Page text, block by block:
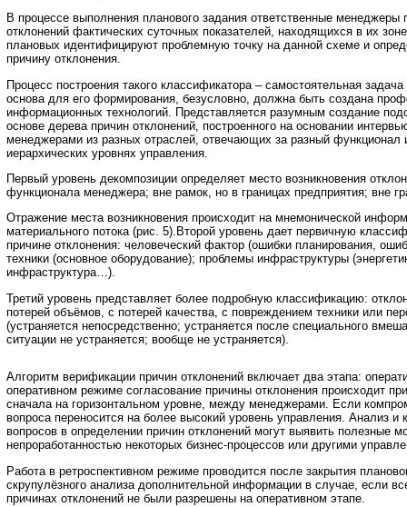
В процессе выполнения планового задания ответственные менеджеры
отклонений фактических суточных показателей, находящихся в их
плановых идентифицируют проблемную точку на данной схеме и
причину отклонения.
Процесс построения такого классификатора – самостоятельная
основа для его формирования, безусловно, должна быть создана
информационных технологий. Представляется разумным создание
основе дерева причин отклонений, построенного на основании
менеджерами из разных отраслей, отвечающих за разный функционал
иерархических уровнях управления.
Первый уровень декомпозиции определяет место возникновения
функционала менеджера; вне рамок, но в границах предприятия; вне
Отражение места возникновения происходит на мнемонической
материального потока (рис. 5).Второй уровень дает первичную
причине отклонения: человеческий фактор (ошибки планирования,
техники (основное оборудование); проблемы инфраструктуры
инфраструктура…).
Третий уровень представляет более подробную классификацию:
потерей объёмов, с потерей качества, с повреждением техники или
(устраняется непосредственно; устраняется после специального
ситуации не устраняется; вообще не устраняется).
Алгоритм верификации причин отклонений включает два этапа:
оперативном режиме согласование причины отклонения происходит
сначала на горизонтальном уровне, между менеджерами. Если
вопроса переносится на более высокий уровень управления. Анализ и
вопросов в определении причин отклонений могут выявить полезные
непроработанностью некоторых бизнес-процессов или другими
Работа в ретроспективном режиме проводится после закрытия
скрупулёзного анализа дополнительной информации в случае, если
причинах отклонений не были разрешены на оперативном этапе.